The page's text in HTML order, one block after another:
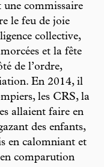
une commissaire
le feu de joie
collective,
et la fête
de l’ordre,
En 2014, il
les CRS, la
allaient faire en
des enfants,
en calomniant et
comparution